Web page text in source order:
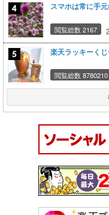
スマホは常に手
閲覧総数 2167
楽天ラッキーくじ
閲覧総数 8780210